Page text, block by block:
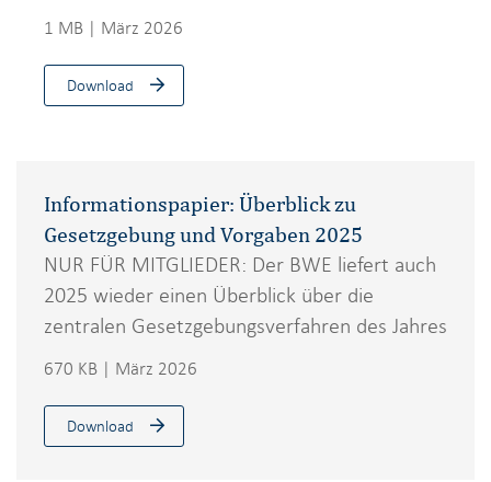
1 MB | März 2026
Download
Informationspapier: Überblick zu
Gesetzgebung und Vorgaben 2025
NUR FÜR MITGLIEDER: Der BWE liefert auch
2025 wieder einen Überblick über die
zentralen Gesetzgebungsverfahren des Jahres
670 KB | März 2026
Download